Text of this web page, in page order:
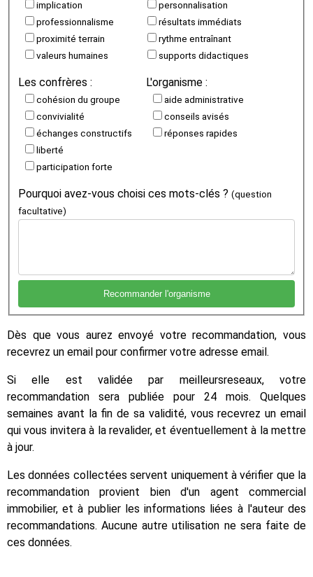
implication
professionnalisme
proximité terrain
valeurs humaines
personnalisation
résultats immédiats
rythme entraînant
supports didactiques
Les confrères :
cohésion du groupe
convivialité
échanges constructifs
liberté
participation forte
L'organisme :
aide administrative
conseils avisés
réponses rapides
Pourquoi avez-vous choisi ces mots-clés ? (question
facultative)
Dès que vous aurez envoyé votre recommandation, vous
recevrez un email pour confirmer votre adresse email.
Si elle est validée par meilleursreseaux, votre
recommandation sera publiée pour 24 mois. Quelques
semaines avant la fin de sa validité, vous recevrez un email
qui vous invitera à la revalider, et éventuellement à la mettre
à jour.
Les données collectées servent uniquement à vérifier que la
recommandation provient bien d'un agent commercial
immobilier, et à publier les informations liées à l'auteur des
recommandations. Aucune autre utilisation ne sera faite de
ces données.